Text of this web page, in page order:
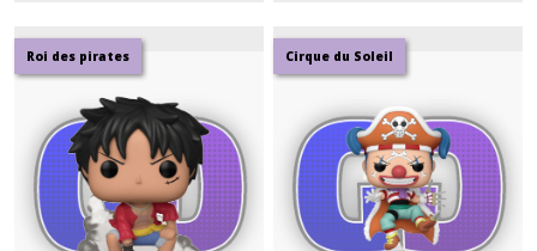
Roi des pirates Cirque du Soleil